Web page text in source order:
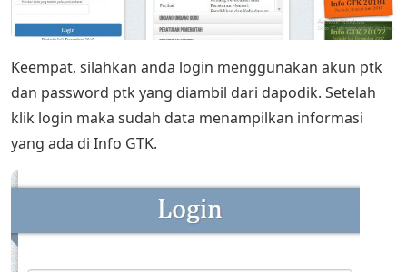
Keempat, silahkan anda login menggunakan akun ptk
dan password ptk yang diambil dari dapodik. Setelah
klik login maka sudah data menampilkan informasi
yang ada di Info GTK.